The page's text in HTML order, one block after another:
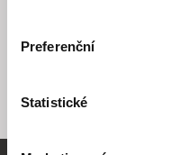
Preferenční
Statistické